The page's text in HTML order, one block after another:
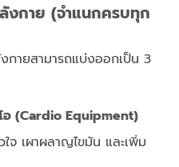
งกาย (จำแนกครบทุก
กายสามารถแบ่งออกเป็น 3
อ (Cardio Equipment)
ใจ เผาผลาญไขมัน และเพิ่ม